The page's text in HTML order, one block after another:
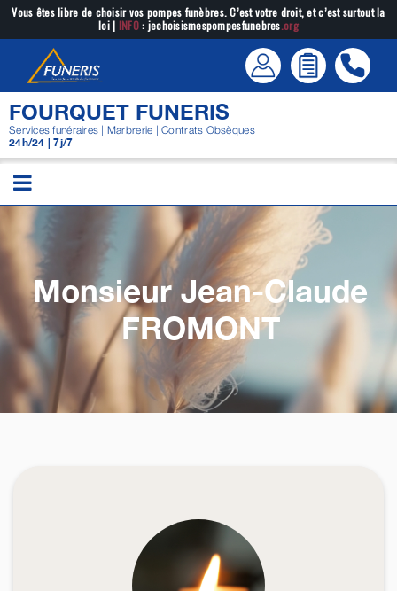
Passer
contenu
Vous êtes libre de choisir vos pompes funèbres. C’est votre droit, et c’est surtout la
loi | INFO: jechoisismespompesfunebres.org
FOURQUET FUNERIS
Services funéraires | Marbrerie | Contrats Obsèques
24h/24 | 7j/7
Monsieur Jean-Claude
FROMONT